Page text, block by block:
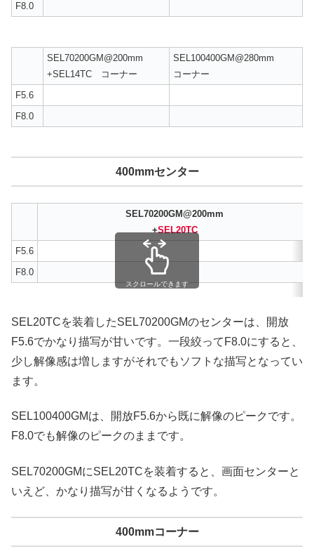
F8.0
SEL70200GM@200mm
+SEL14TC コーナー
SEL100400GM@280mm
コーナー
F5.6
F8.0
400mmセンター
SEL70200GM@200mm
+SEL20TC
F5.6
F8.0
スクロールできます
SEL20TCを装着したSEL70200GMのセンターは、開放
F5.6でかなり描写が甘いです。一段絞ってF8.0にすると、
少し解像感は増しますがそれでもソフトな描写となってい
ます。
SEL100400GMは、開放F5.6から既に解像のピークです。
F8.0でも解像のピークのままです。
SEL70200GMにSEL20TCを装着すると、画面センターと
いえど、かなり描写が甘くなるようです。
400mmコーナー